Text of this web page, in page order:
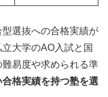
選抜への合格実績が
大学のAO入試と国
易度や求められる準
格実績を持つ塾を選